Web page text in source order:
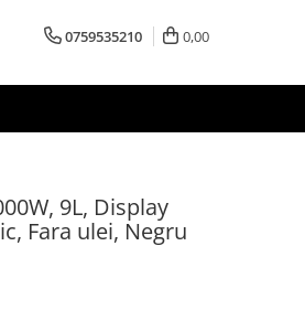
0759535210 0,00
9L, Display
Fara ulei, Negru